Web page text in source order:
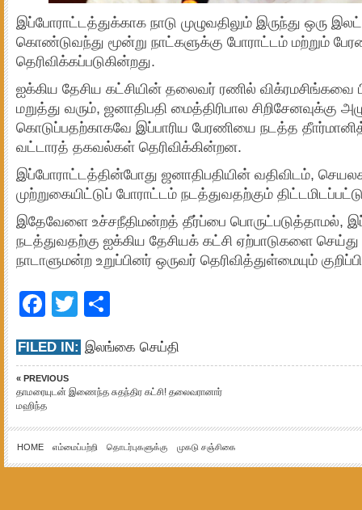
இப்போராட்டத்துக்காக நாடு முழுவதிலும் இருந்து ஒரு
கொண்டுவந்து மூன்று நாட்களுக்கு போராட்டம் மற்றும்
தெரிவிக்கப்படுகின்றது.
ஐக்கிய தேசிய கட்சியின் தலைவர் ரணில் விக்ரமசிங்கவை
மறுத்து வரும், ஜனாதிபதி மைத்திரிபால சிறிசேனவுக்கு
கொடுப்பதற்காகவே இப்பாரிய பேரணியை நடத்த
வட்டாரத் தகவல்கள் தெரிவிக்கின்றன.
இப்போராட்டத்தின்போது ஜனாதிபதியின் வதிவிடம்,
முற்றுகையிட்டுப் போராட்டம் நடத்துவதற்கும்
இதேவேளை உச்சநீதிமன்றத் தீர்ப்பை பொருட்படுத்தாமல்,
நடத்துவதற்கு ஐக்கிய தேசியக் கட்சி ஏற்பாடுகளை
நாடாளுமன்ற உறுப்பினர் ஒருவர் தெரிவித்துள்மையும்
Facebook
Twitter
FILED IN: இலங்கை செய்தி
« PREVIOUS
தாமரையுடன் இணைந்த சுதந்திர கட்சி! தலைவரானார்
மஹிந்த
HOME எம்மைப்பற்றி தொடர்புகளுக்கு முகடு சஞ்சிகை